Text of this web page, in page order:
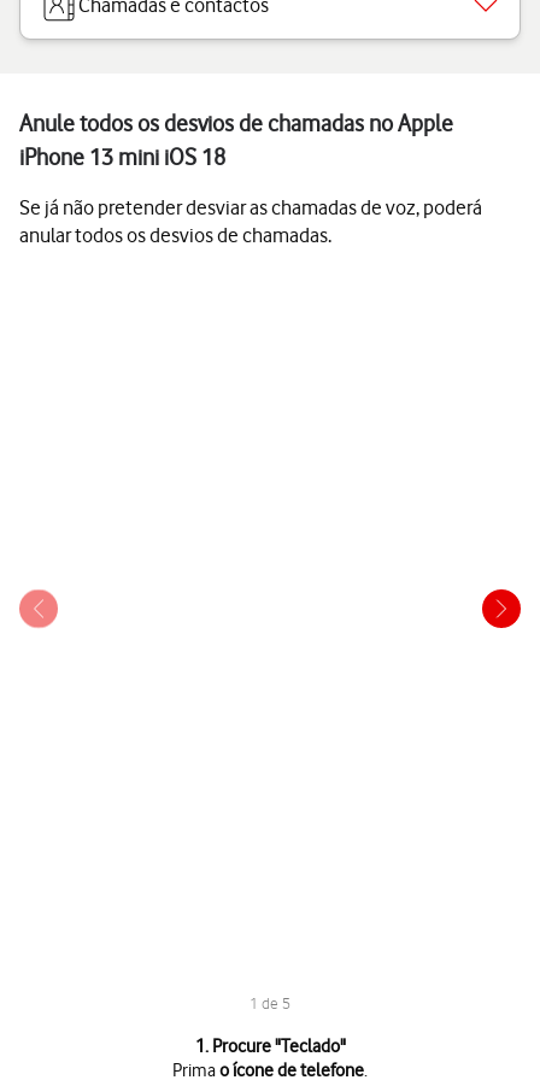
Chamadas e contactos
Anule todos os desvios de chamadas no Apple
iPhone 13 mini iOS 18
Se já não pretender desviar as chamadas de voz, poderá
anular todos os desvios de chamadas.
1 de 5
1. Procure "Teclado"
Primao ícone de telefone.